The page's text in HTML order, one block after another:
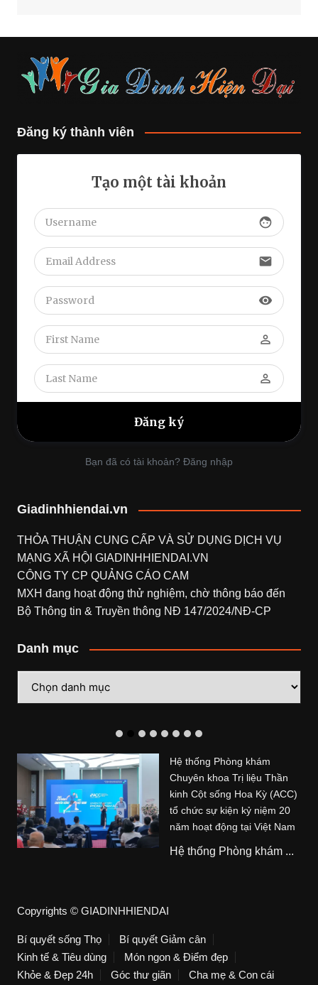
Đăng ký thành viên
Tạo một tài khoản
face
email
visibility
perm_identity
perm_identity
Bạn đã có tài khoản? Đăng nhập
Giadinhhiendai.vn
THỎA THUẬN CUNG CẤP VÀ SỬ DỤNG DỊCH VỤ
MẠNG XÃ HỘI GIADINHHIENDAI.VN
CÔNG TY CP QUẢNG CÁO CAM
MXH đang hoạt động thử nghiệm, chờ thông báo đến
Bộ Thông tin & Truyền thông NĐ 147/2024/NĐ-CP
Danh mục
mục
Hệ thống Phòng khám
Chuyên khoa Trị liệu Thần
kinh Cột sống Hoa Kỳ (ACC)
tổ chức sự kiện kỷ niệm 20
năm hoạt động tại Việt Nam
Hệ thống Phòng khám ...
Copyrights © GIADINHHIENDAI
Bí quyết sống Thọ
Bí quyết Giảm cân
Kinh tế & Tiêu dùng
Món ngon & Điểm đẹp
Khỏe & Đẹp 24h
Góc thư giãn Cha mẹ & Con cái